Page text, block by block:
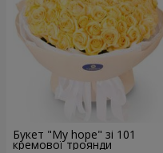
Букет "My hope" зі 101
кремової троянди